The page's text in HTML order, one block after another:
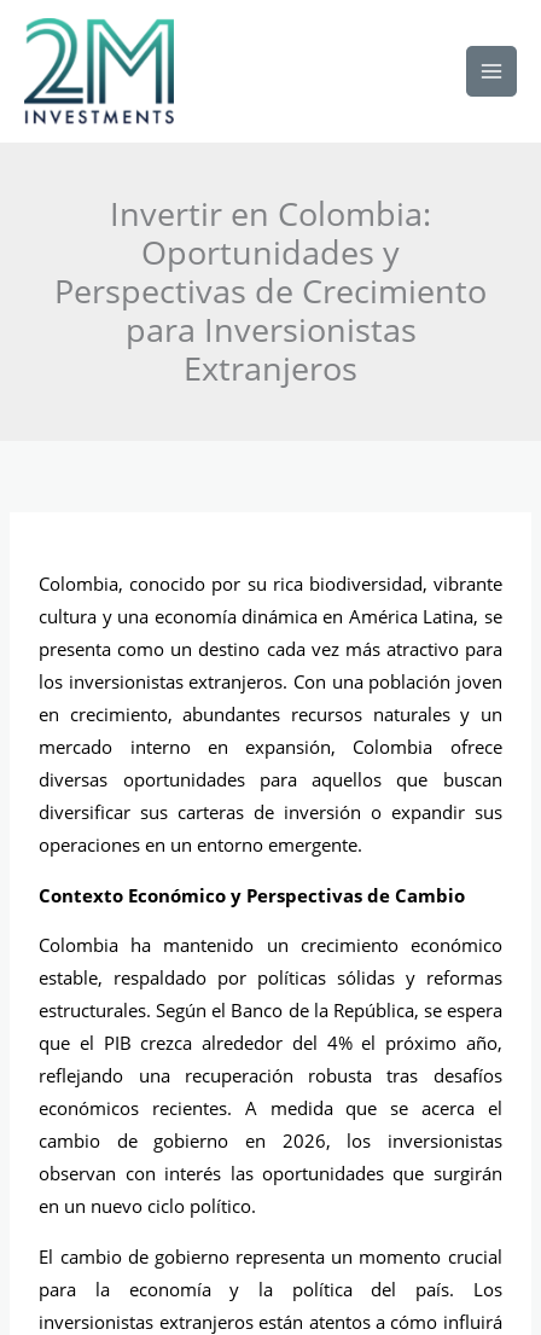
contenido
Invertir en Colombia:
Oportunidades y
Perspectivas de Crecimiento
para Inversionistas
Extranjeros
Colombia, conocido por su rica biodiversidad, vibrante
cultura y una economía dinámica en América Latina, se
presenta como un destino cada vez más atractivo para
los inversionistas extranjeros. Con una población joven
en crecimiento, abundantes recursos naturales y un
mercado interno en expansión, Colombia ofrece
diversas oportunidades para aquellos que buscan
diversificar sus carteras de inversión o expandir sus
operaciones en un entorno emergente.
Contexto Económico y Perspectivas de Cambio
Colombia ha mantenido un crecimiento económico
estable, respaldado por políticas sólidas y reformas
estructurales. Según el Banco de la República, se espera
que el PIB crezca alrededor del 4% el próximo año,
reflejando una recuperación robusta tras desafíos
económicos recientes. A medida que se acerca el
cambio de gobierno en 2026, los inversionistas
observan con interés las oportunidades que surgirán
en un nuevo ciclo político.
El cambio de gobierno representa un momento crucial
para la economía y la política del país. Los
inversionistas extranjeros están atentos a cómo influirá